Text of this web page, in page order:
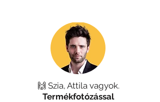
🙌 Szia, Attila vagyok.
Termékfotózással